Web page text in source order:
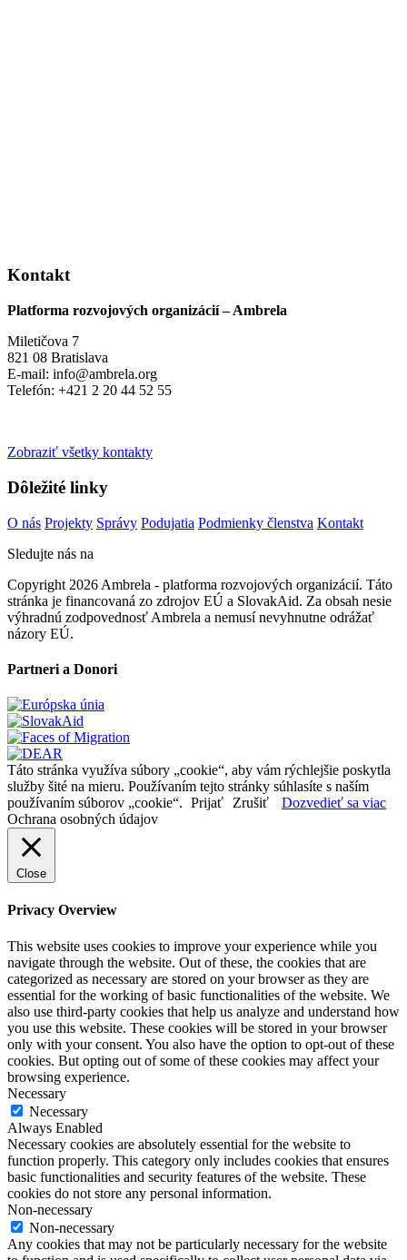
Kontakt
Platforma rozvojových organizácií – Ambrela
Miletičova 7
821 08 Bratislava
E-mail: info@ambrela.org
Telefón: +421 2 20 44 52 55
Zobraziť všetky kontakty
Dôležité linky
O nás Projekty Správy Podujatia Podmienky členstva Kontakt
Sledujte nás na
Copyright 2026 Ambrela - platforma rozvojových organizácií. Táto
stránka je financovaná zo zdrojov EÚ a SlovakAid. Za obsah nesie
výhradnú zodpovednosť Ambrela a nemusí nevyhnutne odrážať
názory EÚ.
Partneri a Donori
Táto stránka využíva súbory „cookie“, aby vám rýchlejšie poskytla
služby šité na mieru. Používaním tejto stránky súhlasíte s naším
používaním súborov „cookie“. Prijať Zrušiť
Dozvedieť sa viac
Ochrana osobných údajov
Close
Privacy Overview
This website uses cookies to improve your experience while you
navigate through the website. Out of these, the cookies that are
categorized as necessary are stored on your browser as they are
essential for the working of basic functionalities of the website. We
also use third-party cookies that help us analyze and understand how
you use this website. These cookies will be stored in your browser
only with your consent. You also have the option to opt-out of these
cookies. But opting out of some of these cookies may affect your
browsing experience.
Necessary
Necessary
Always Enabled
Necessary cookies are absolutely essential for the website to
function properly. This category only includes cookies that ensures
basic functionalities and security features of the website. These
cookies do not store any personal information.
Non-necessary
Non-necessary
Any cookies that may not be particularly necessary for the website